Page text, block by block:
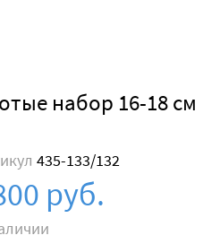
набор 16-18 см
435-133/132
руб.